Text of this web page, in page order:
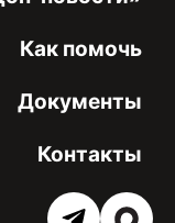
Как помочь
Документы
Контакты